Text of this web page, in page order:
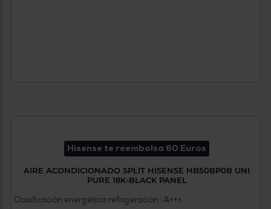
Hisense te reembolsa 60 Euros
AIRE ACONDICIONADO SPLIT HISENSE HB50BP0B UNI
PURE 18K-BLACK PANEL
Clasificación energética refrigeración : A+++